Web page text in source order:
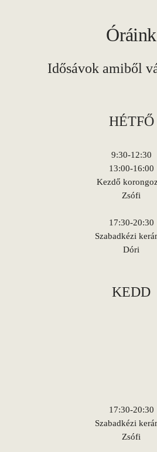
Óráink
Idősávok amiből
HÉTFŐ
9:30-12:30
13:00-16:00
Kezdő
Zsófi
17:30-20:30
Szabadkézi
Dóri
KEDD
17:30-20:30
Szabadkézi
Zsófi